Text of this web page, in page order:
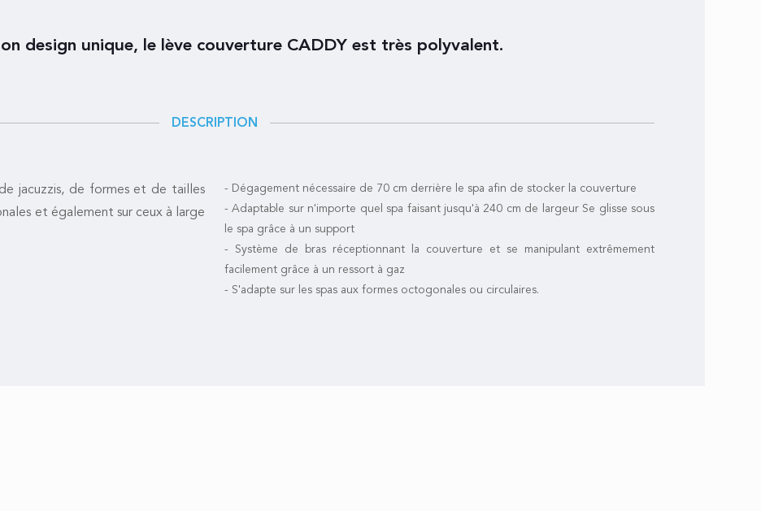
design unique, le lève couverture CADDY est très polyvalent.
DESCRIPTION
jacuzzis, de formes et de tailles
et également sur ceux à large
- Dégagement nécessaire de 70 cm derrière le spa afin de stocker la couverture
- Adaptable sur n'importe quel spa faisant jusqu'à 240 cm de largeur Se glisse sous
le spa grâce à un support
- Système de bras réceptionnant la couverture et se manipulant extrêmement
facilement grâce à un ressort à gaz
- S'adapte sur les spas aux formes octogonales ou circulaires.